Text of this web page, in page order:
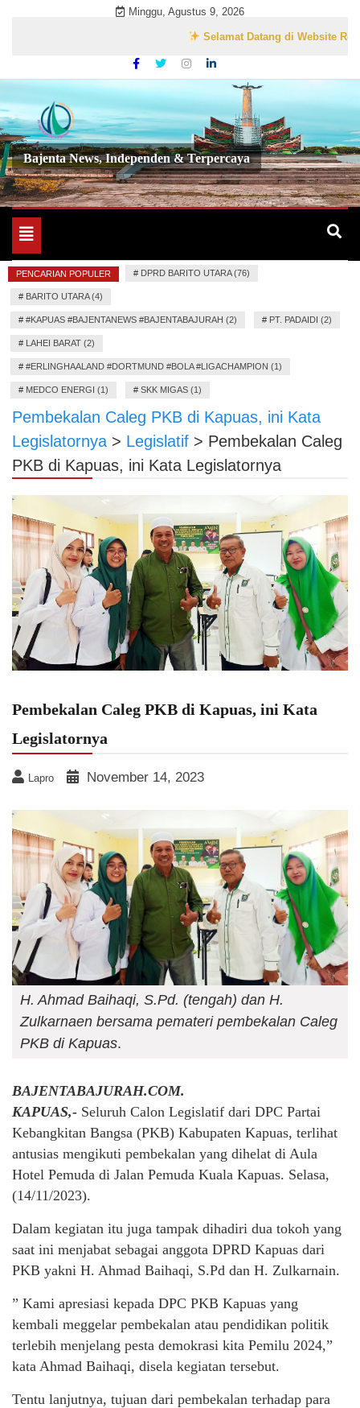
Minggu, Agustus 9, 2026
Selamat Datang di Website Resmi
Bajenta News, Independen & Terpercaya
Toggle
navigation
PENCARIAN POPULER # DPRD BARITO UTARA (76)
# BARITO UTARA (4)
# #KAPUAS #BAJENTANEWS #BAJENTABAJURAH (2) # PT. PADAIDI (2)
# LAHEI BARAT (2)
# #ERLINGHAALAND #DORTMUND #BOLA #LIGACHAMPION (1)
# MEDCO ENERGI (1) # SKK MIGAS (1)
Pembekalan Caleg PKB di Kapuas, ini Kata
Legislatornya > Legislatif > Pembekalan Caleg
PKB di Kapuas, ini Kata Legislatornya
Pembekalan Caleg PKB di Kapuas, ini Kata
Legislatornya
Lapro November 14, 2023
H. Ahmad Baihaqi, S.Pd. (tengah) dan H.
Zulkarnaen bersama pemateri pembekalan Caleg
PKB di Kapuas.
BAJENTABAJURAH.COM.
KAPUAS,- Seluruh Calon Legislatif dari DPC Partai
Kebangkitan Bangsa (PKB) Kabupaten Kapuas, terlihat
antusias mengikuti pembekalan yang dihelat di Aula
Hotel Pemuda di Jalan Pemuda Kuala Kapuas. Selasa,
(14/11/2023).
Dalam kegiatan itu juga tampak dihadiri dua tokoh yang
saat ini menjabat sebagai anggota DPRD Kapuas dari
PKB yakni H. Ahmad Baihaqi, S.Pd dan H. Zulkarnain.
” Kami apresiasi kepada DPC PKB Kapuas yang
kembali meggelar pembekalan atau pendidikan politik
terlebih menjelang pesta demokrasi kita Pemilu 2024,”
kata Ahmad Baihaqi, disela kegiatan tersebut.
Tentu lanjutnya, tujuan dari pembekalan terhadap para